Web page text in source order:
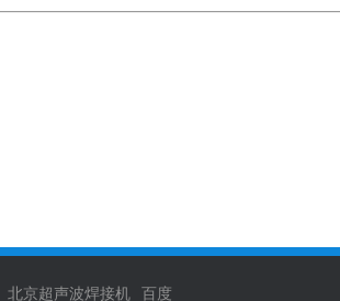
北京超声波焊接机 百度